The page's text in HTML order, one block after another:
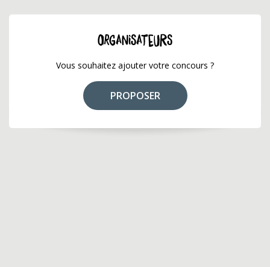
ORGANISATEURS
Vous souhaitez ajouter votre concours ?
PROPOSER